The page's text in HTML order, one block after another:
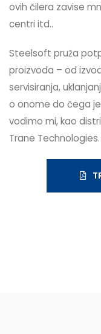
ovih čilera zavise
centri itd..
Steelsoft pruža
proizvoda – od
servisiranja,
o onome do čega
vodimo mi, kao
Trane Technologies.